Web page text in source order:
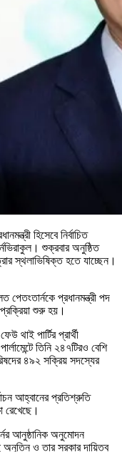
হিসেবে নির্বাচিত
শুক্রবার অনুষ্ঠিত
স্থলাভিষিক্ত হতে যাচ্ছেন।
পেতংতার্নকে প্রধানমন্ত্রী পদ
শুরু হয়।
থাই পার্টির প্রার্থী
তিনি ২৪৭টিরও বেশি
৪৯২ সক্রিয় সদস্যের
আহ্বানের প্রতিশ্রুতি
রেখেছে।
আনুষ্ঠানিক অনুমোদন
ও তার সরকার দায়িত্ব